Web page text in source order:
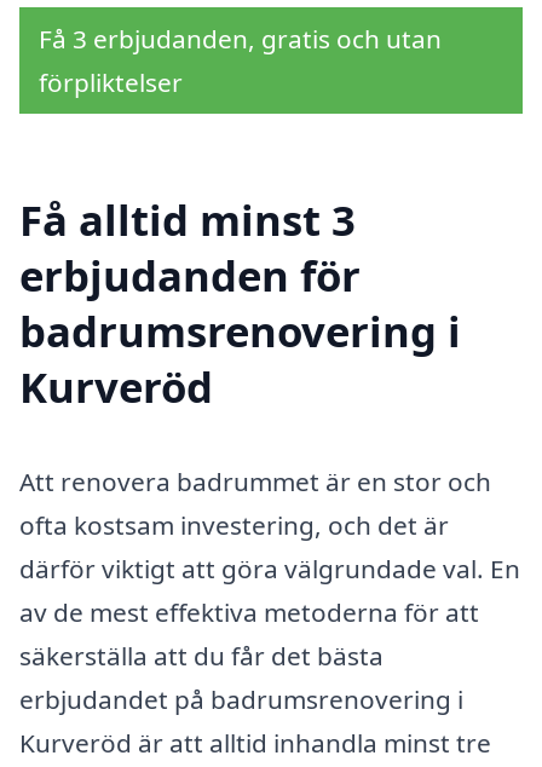
Få 3 erbjudanden, gratis och utan
förpliktelser
Få alltid minst 3
erbjudanden för
badrumsrenovering i
Kurveröd
Att renovera badrummet är en stor och
ofta kostsam investering, och det är
därför viktigt att göra välgrundade val. En
av de mest effektiva metoderna för att
säkerställa att du får det bästa
erbjudandet på badrumsrenovering i
Kurveröd är att alltid inhandla minst tre